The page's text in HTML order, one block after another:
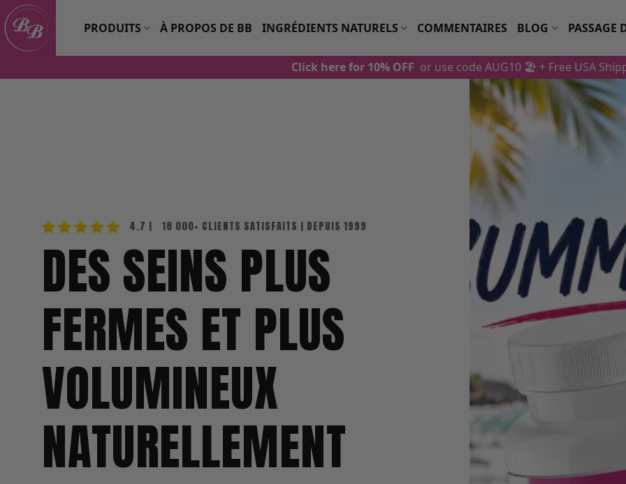
Skip
to
content
PRODUITS À PROPOS DE BB INGRÉDIENTS NATURELS COMMENTAIRES BLOG PASSAGE
Click here for 10% OFF or use code AUG10 🏖️ + Free USA
4.7 | 18 000+ CLIENTS SATISFAITS | DEPUIS 1999
DES SEINS PLUS
FERMES ET PLUS
VOLUMINEUX
NATURELLEMENT